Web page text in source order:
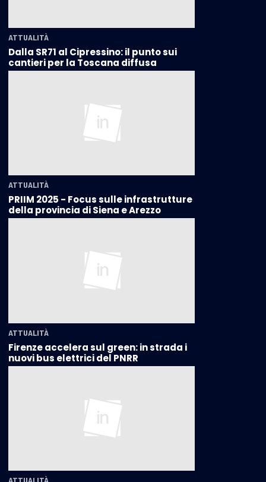
ATTUALITÀ
Dalla SR71 al Cipressino: il punto sui
cantieri per la Toscana diffusa
ATTUALITÀ
PRIIM 2025 - Focus sulle infrastrutture
della provincia di Siena e Arezzo
ATTUALITÀ
Firenze accelera sul green: in strada i
nuovi bus elettrici del PNRR
ATTUALITÀ